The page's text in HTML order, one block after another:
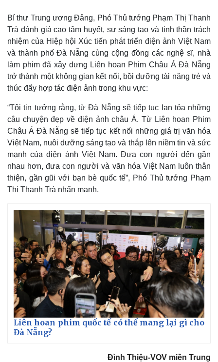
Bí thư Trung ương Đảng, Phó Thủ tướng Phạm Thị Thanh
Trà đánh giá cao tâm huyết, sự sáng tạo và tinh thần trách
nhiệm của Hiệp hội Xúc tiến phát triển điện ảnh Việt Nam
và thành phố Đà Nẵng cùng cộng đồng các nghệ sĩ, nhà
làm phim đã xây dựng Liên hoan Phim Châu Á Đà Nẵng
trở thành một không gian kết nối, bồi dưỡng tài năng trẻ và
thúc đẩy hợp tác điện ảnh trong khu vực:
“Tôi tin tưởng rằng, từ Đà Nẵng sẽ tiếp tục lan tỏa những
câu chuyện đẹp về điện ảnh châu Á. Từ Liên hoan Phim
Châu Á Đà Nẵng sẽ tiếp tục kết nối những giá trị văn hóa
Việt Nam, nuôi dưỡng sáng tạo và thắp lên niềm tin và sức
mạnh của điện ảnh Việt Nam. Đưa con người đến gần
nhau hơn, đưa con người và văn hóa Việt Nam luôn thân
thiện, gần gũi với bạn bè quốc tế”, Phó Thủ tướng Phạm
Thị Thanh Trà nhấn mạnh.
Liên hoan phim quốc tế có thể mang lại gì cho
Đà Nẵng?
Đình Thiệu-VOV miền Trung